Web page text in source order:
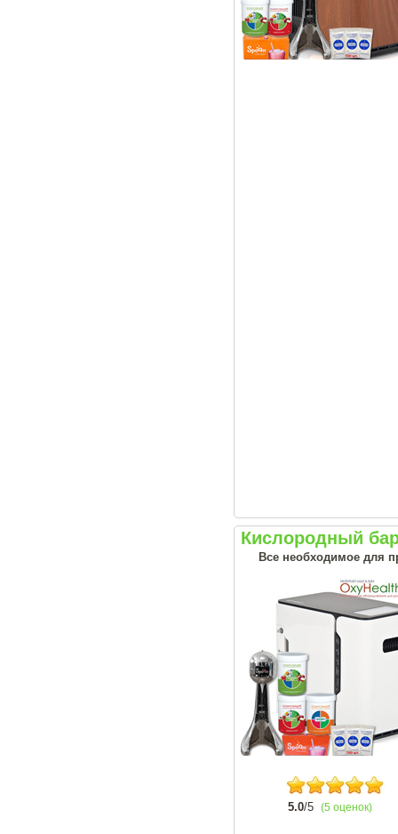
Кислородный
Все необходимое для
5.0/5 (5 оценок)